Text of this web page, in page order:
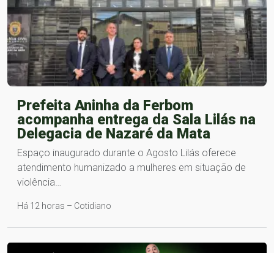
Prefeita Aninha da Ferbom
acompanha entrega da Sala Lilás na
Delegacia de Nazaré da Mata
Espaço inaugurado durante o Agosto Lilás oferece
atendimento humanizado a mulheres em situação de
violência…
Há 12 horas – Cotidiano